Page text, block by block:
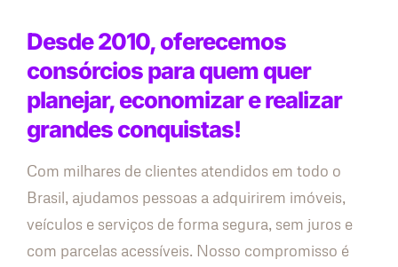
Desde 2010, oferecemos
consórcios para quem quer
planejar, economizar e realizar
grandes conquistas!
Com milhares de clientes atendidos em todo o
Brasil, ajudamos pessoas a adquirirem imóveis,
veículos e serviços de forma segura, sem juros e
com parcelas acessíveis. Nosso compromisso é